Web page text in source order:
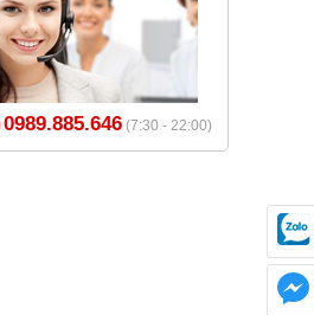
0989.885.646 (7:30 - 22:00)